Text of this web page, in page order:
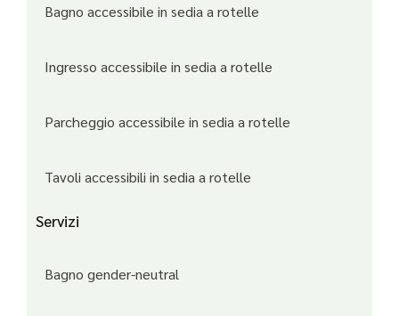
Bagno accessibile in sedia a rotelle
Ingresso accessibile in sedia a rotelle
Parcheggio accessibile in sedia a rotelle
Tavoli accessibili in sedia a rotelle
Servizi
Bagno gender-neutral